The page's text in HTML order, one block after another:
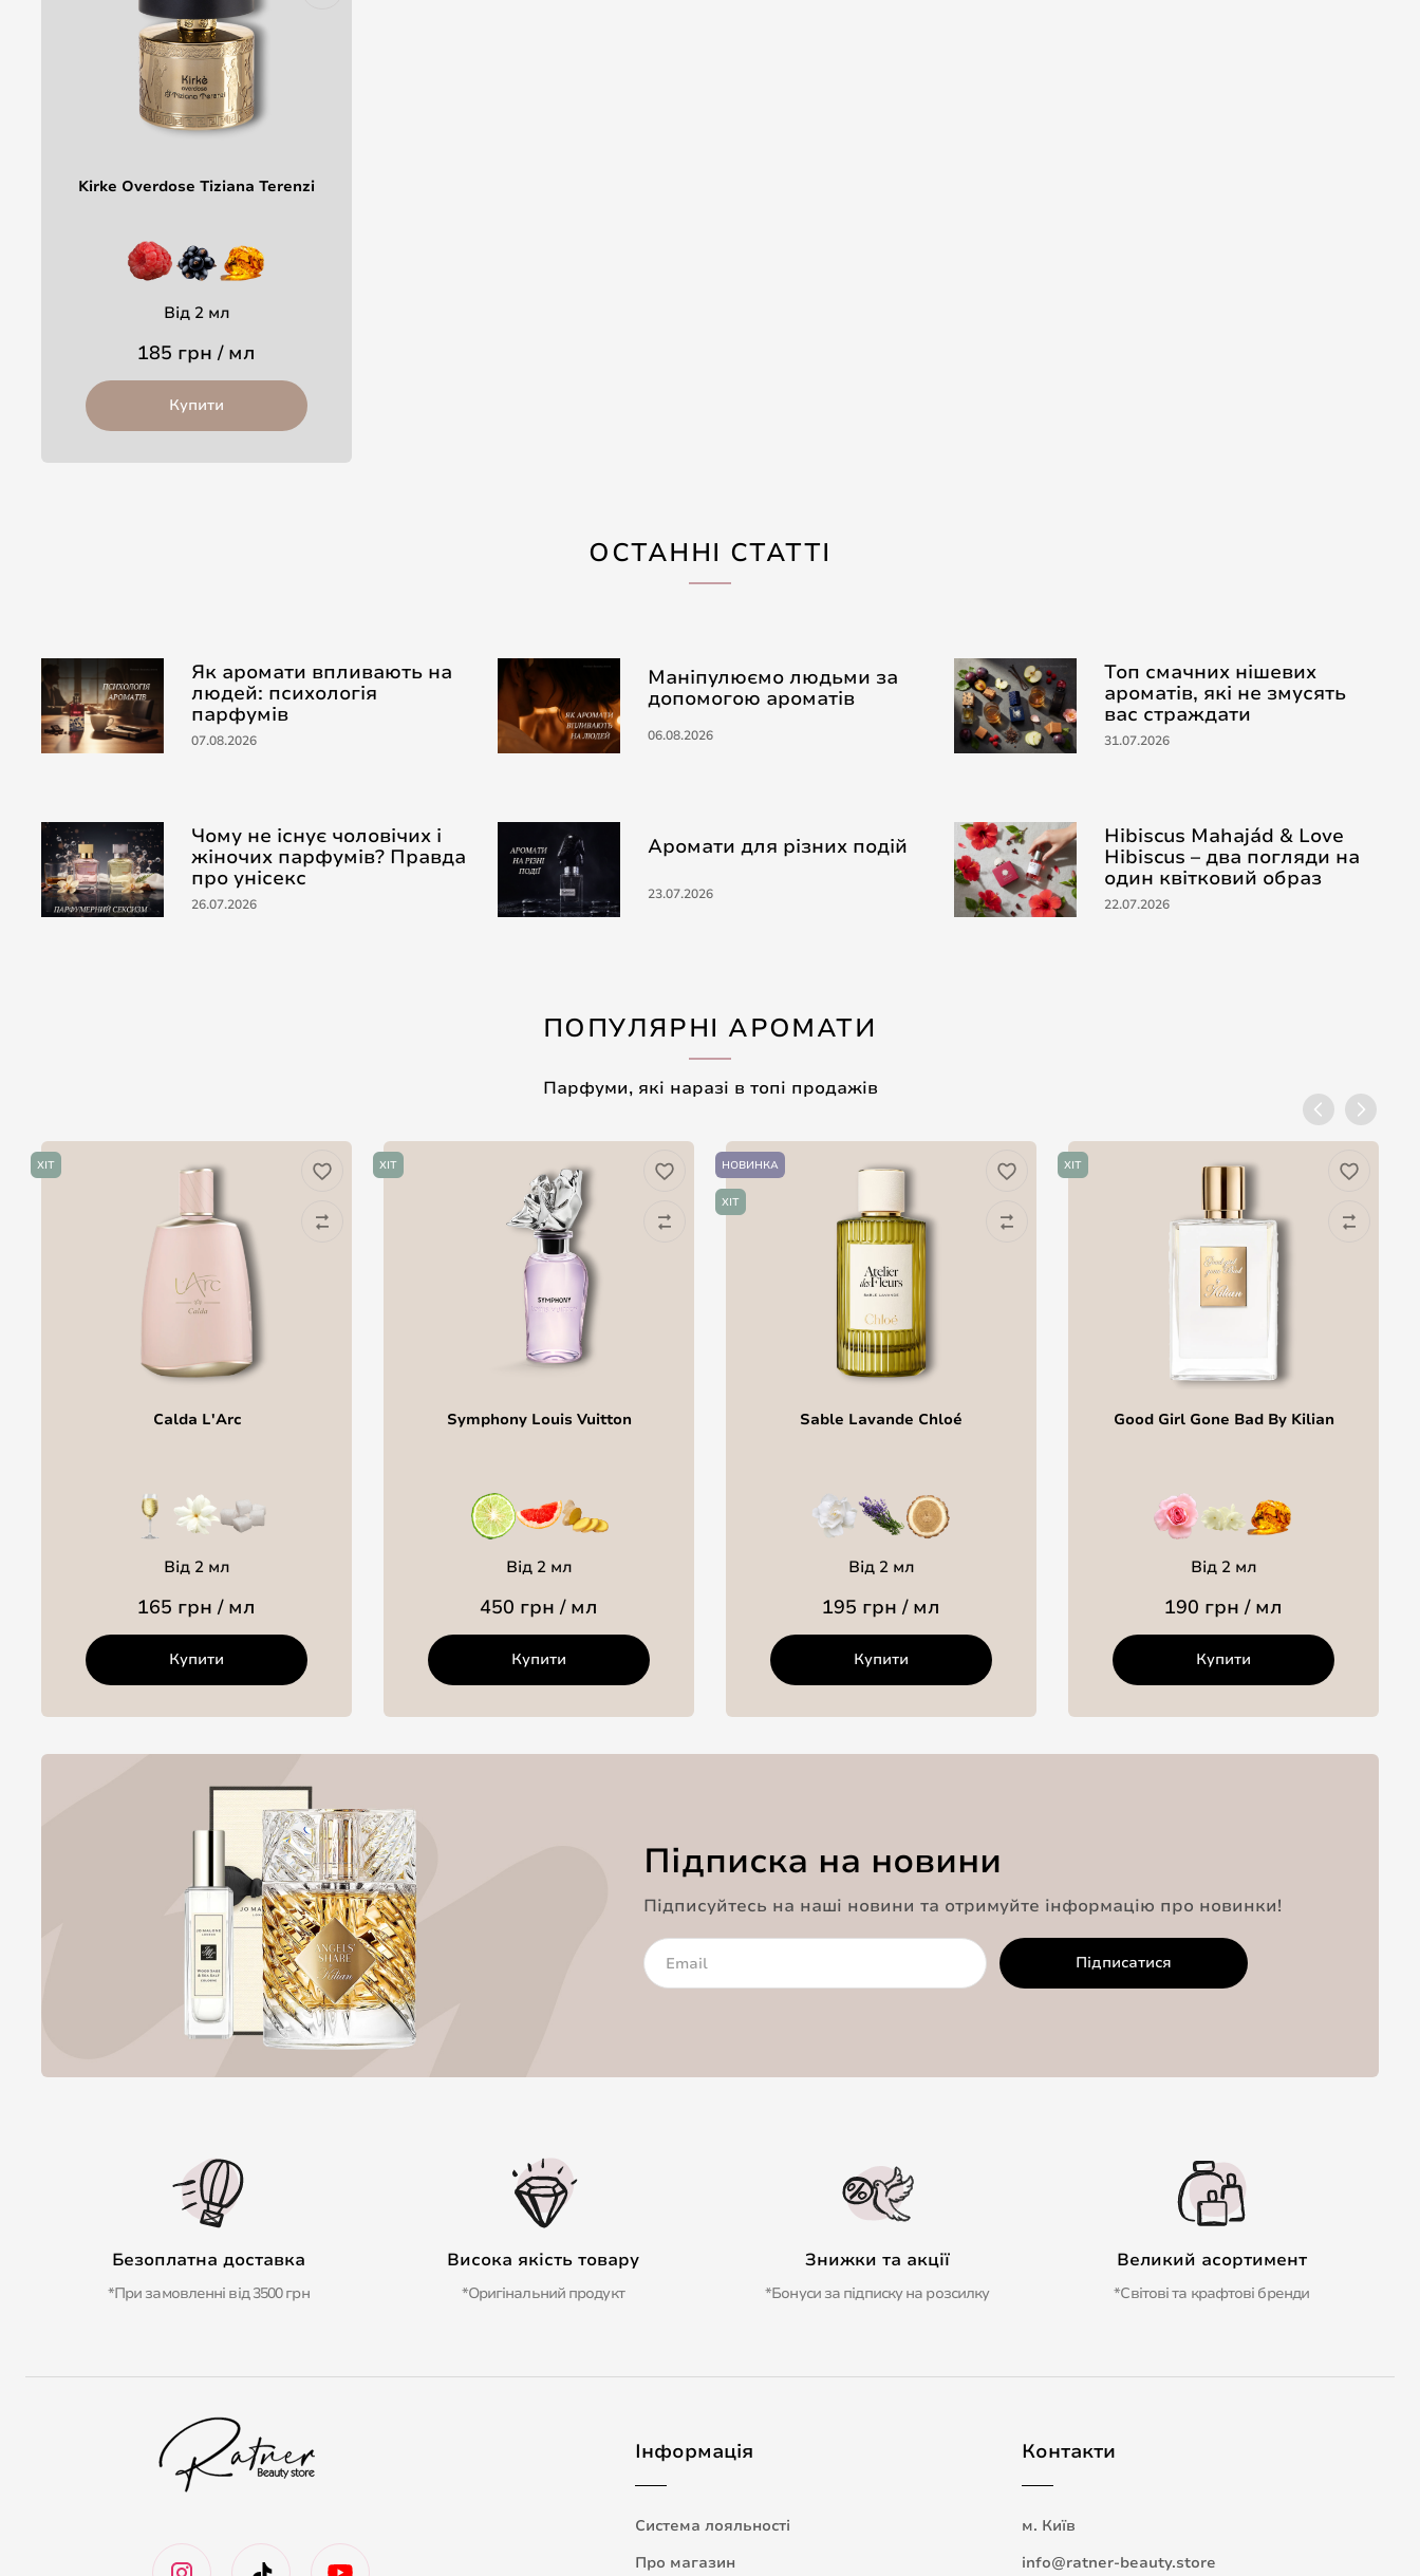
Kirke Overdose Tiziana Terenzi
Від 2 мл
185 грн / мл
Купити
ОСТАННІ СТАТТІ
Як аромати впливають на
людей: психологія
парфумів
07.08.2026
Маніпулюємо людьми за
допомогою ароматів
06.08.2026
Топ смачних нішевих
ароматів, які не змусять
вас страждати
31.07.2026
Чому не існує чоловічих і
жіночих парфумів? Правда
про унісекс
26.07.2026
Аромати для різних подій
23.07.2026
Hibiscus Mahajád & Love
Hibiscus – два погляди на
один квітковий образ
22.07.2026
ПОПУЛЯРНІ АРОМАТИ
Парфуми, які наразі в топі продажів
ХІТ
Calda L'Arc
Від 2 мл
165 грн / мл
Купити
ХІТ
Symphony Louis Vuitton
Від 2 мл
450 грн / мл
Купити
НОВИНКА
ХІТ
Sable Lavande Chloé
Від 2 мл
195 грн / мл
Купити
ХІТ
Good Girl Gone Bad By Kilian
Від 2 мл
190 грн / мл
Купити
Підписка на новини
Підписуйтесь на наші новини та отримуйте інформацію про новинки!
Підписатися
Безоплатна доставка
*При замовленні від 3500 грн
Висока якість товару
*Оригінальний продукт
Знижки та акції
*Бонуси за підписку на розсилку
Великий асортимент
*Світові та крафтові бренди
Інформація
Система лояльності
Про магазин
Контакти
м. Київ
info@ratner-beauty.store